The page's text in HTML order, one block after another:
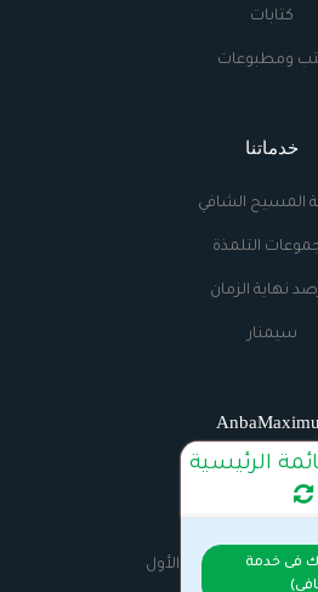
كتابات
ومطبوعات
خدماتنا
المسيح الشافي
التلمذة
نهاية الزمان
سيمنار
اتصل بنا
الراديو
للانبا مكسيموس الأول
الرئيسية
فى خدمة